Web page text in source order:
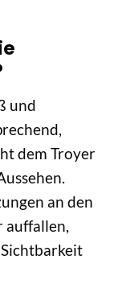
und
dem Troyer
an den
auffallen,